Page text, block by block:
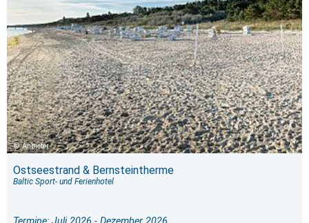
Anbieter
Ostseestrand & Bernsteintherme
Baltic Sport- und Ferienhotel